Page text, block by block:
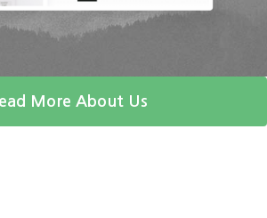
More About Us